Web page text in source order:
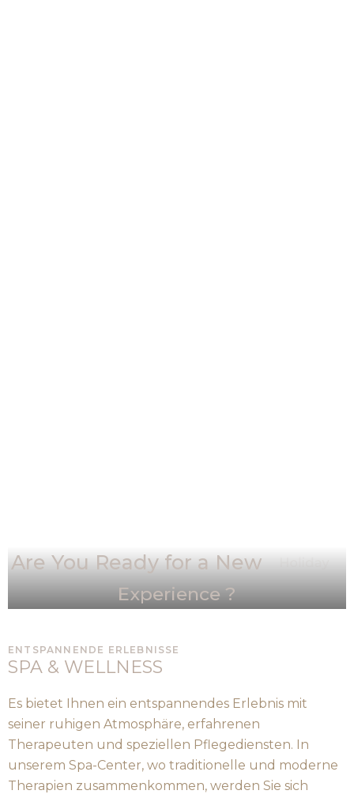
Are You Ready for a New Holiday
Experience ?
ENTSPANNENDE ERLEBNISSE
SPA & WELLNESS
Es bietet Ihnen ein entspannendes Erlebnis mit
seiner ruhigen Atmosphäre, erfahrenen
Therapeuten und speziellen Pflegediensten. In
unserem Spa-Center, wo traditionelle und moderne
Therapien zusammenkommen, werden Sie sich